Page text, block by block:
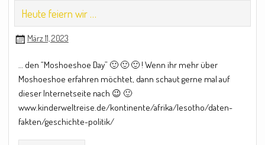
Heute feiern wir …
März 11, 2023
… den “Moshoeshoe Day” 🙂 🙂 🙂 ! Wenn ihr mehr über
Moshoeshoe erfahren möchtet, dann schaut gerne mal auf
dieser Internetseite nach 😉 🙂
www.kinderweltreise.de/kontinente/afrika/lesotho/daten-
fakten/geschichte-politik/